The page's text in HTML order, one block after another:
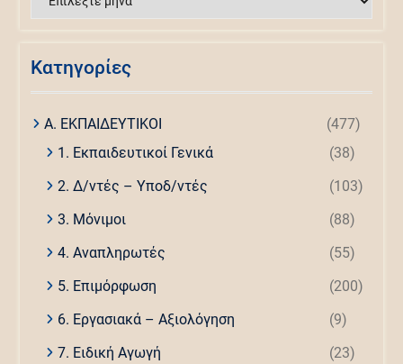
άρθρων
Kατηγορίες
Α. ΕΚΠΑΙΔΕΥΤΙΚΟΙ
(477)
1. Εκπαιδευτικοί Γενικά
(38)
2. Δ/ντές – Υποδ/ντές
(103)
3. Μόνιμοι
(88)
4. Αναπληρωτές
(55)
5. Επιμόρφωση
(200)
6. Εργασιακά – Αξιολόγηση
(9)
7. Ειδική Αγωγή
(23)